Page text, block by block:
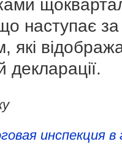
наступає за
які
декларації.
инспекция в